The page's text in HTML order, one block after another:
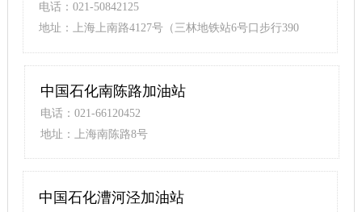
电话：021-50842125
地址：上海上南路4127号（三林地铁站6号口步行390
中国石化南陈路加油站
电话：021-66120452
地址：上海南陈路8号
中国石化漕河泾加油站